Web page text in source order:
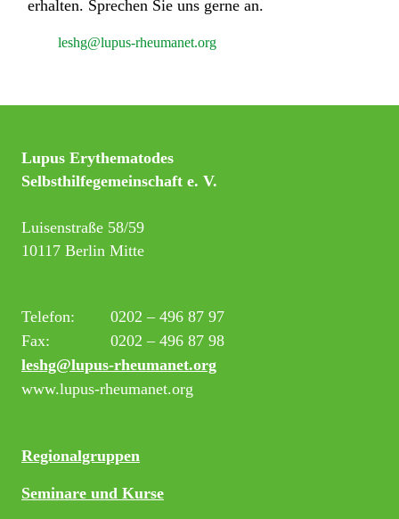
erhalten. Sprechen Sie uns gerne an.
leshg@lupus-rheumanet.org
Lupus Erythematodes
Selbsthilfegemeinschaft e. V.
Luisenstraße 58/59
10117 Berlin Mitte
Telefon:
0202 – 496 87 97
Fax:
0202 – 496 87 98
leshg@lupus-rheumanet.org
www.lupus-rheumanet.org
Regionalgruppen
Seminare und Kurse